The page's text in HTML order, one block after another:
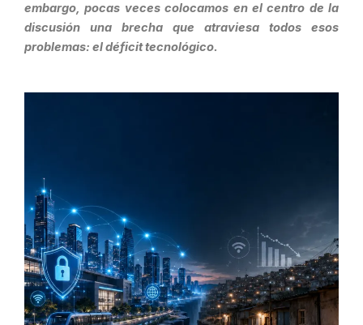
embargo, pocas veces colocamos en el centro de la
discusión una brecha que atraviesa todos esos
problemas: el déficit tecnológico.